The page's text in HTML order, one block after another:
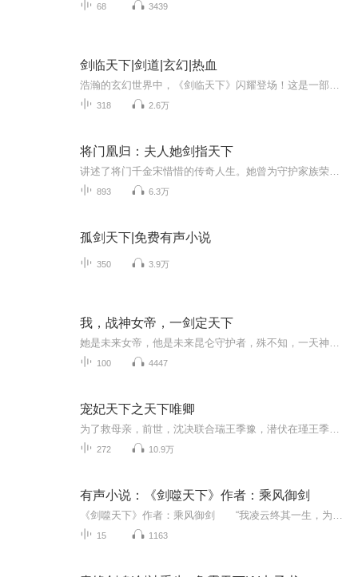
68 3439
剑临天下|剑道|玄幻|热血
318 2.6万
将门凰归：夫人她剑指天下
893 6.3万
孤剑天下|免费有声小说
350 3.9万
我，战神女帝，一剑定天下
100 4447
宠妃天下之天下唯卿
272 10.9万
有声小说：《剑噬天下》作者：乘风御剑
15 1163